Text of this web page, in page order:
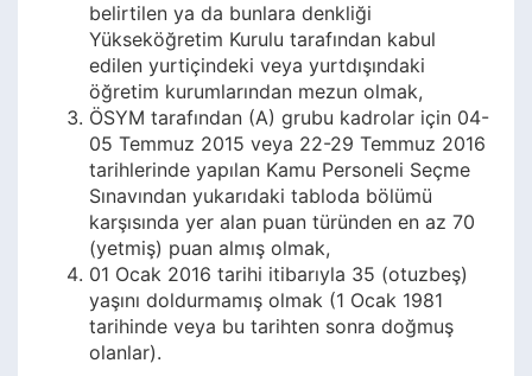
belirtilen ya da bunlara denkliği
Yükseköğretim Kurulu tarafından kabul
edilen yurtiçindeki veya yurtdışındaki
öğretim kurumlarından mezun olmak,
ÖSYM tarafından (A) grubu kadrolar için 04-
05 Temmuz 2015 veya 22-29 Temmuz 2016
tarihlerinde yapılan Kamu Personeli Seçme
Sınavından yukarıdaki tabloda bölümü
karşısında yer alan puan türünden en az 70
(yetmiş) puan almış olmak,
01 Ocak 2016 tarihi itibarıyla 35 (otuzbeş)
yaşını doldurmamış olmak (1 Ocak 1981
tarihinde veya bu tarihten sonra doğmuş
olanlar).